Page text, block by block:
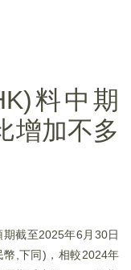
料中期
增加不多
期截至2025年6月30日
幣,下同)，相較2024年